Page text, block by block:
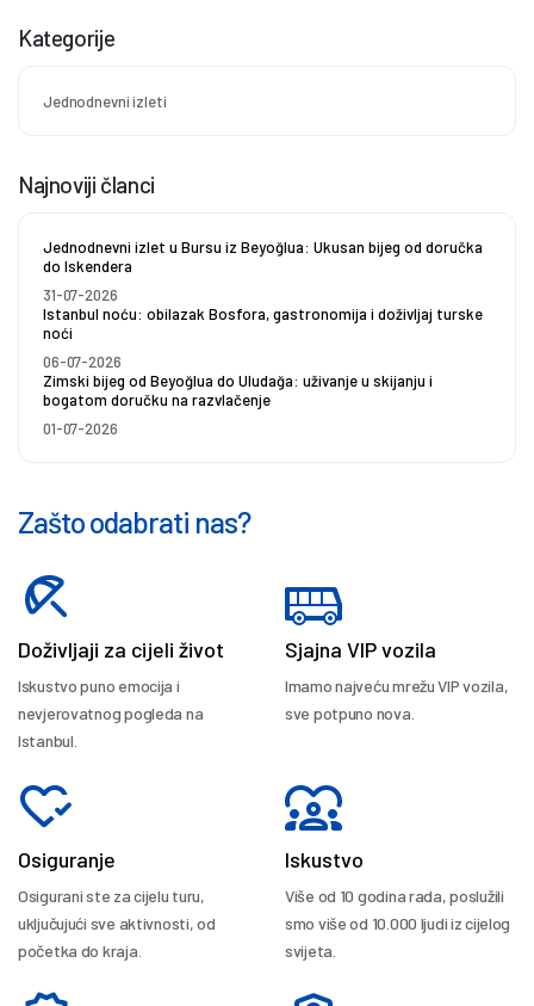
Kategorije
Jednodnevni izleti
Najnoviji članci
Jednodnevni izlet u Bursu iz Beyoğlua: Ukusan bijeg od doručka
do Iskendera
31-07-2026
Istanbul noću: obilazak Bosfora, gastronomija i doživljaj turske
noći
06-07-2026
Zimski bijeg od Beyoğlua do Uludağa: uživanje u skijanju i
bogatom doručku na razvlačenje
01-07-2026
Zašto odabrati nas?
Doživljaji za cijeli život
Iskustvo puno emocija i
nevjerovatnog pogleda na
Istanbul.
Sjajna VIP vozila
Imamo najveću mrežu VIP vozila,
sve potpuno nova.
Osiguranje
Osigurani ste za cijelu turu,
uključujući sve aktivnosti, od
početka do kraja.
Iskustvo
Više od 10 godina rada, poslužili
smo više od 10.000 ljudi iz cijelog
svijeta.